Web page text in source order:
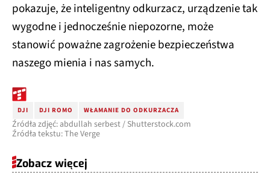
pokazuje, że inteligentny odkurzacz, urządzenie tak
wygodne i jednocześnie niepozorne, może
stanowić poważne zagrożenie bezpieczeństwa
naszego mienia i nas samych.
DJI DJI ROMO WŁAMANIE DO ODKURZACZA
Źródła zdjęć: abdullah serbest / Shutterstock.com
Źródła tekstu: The Verge
Zobacz więcej